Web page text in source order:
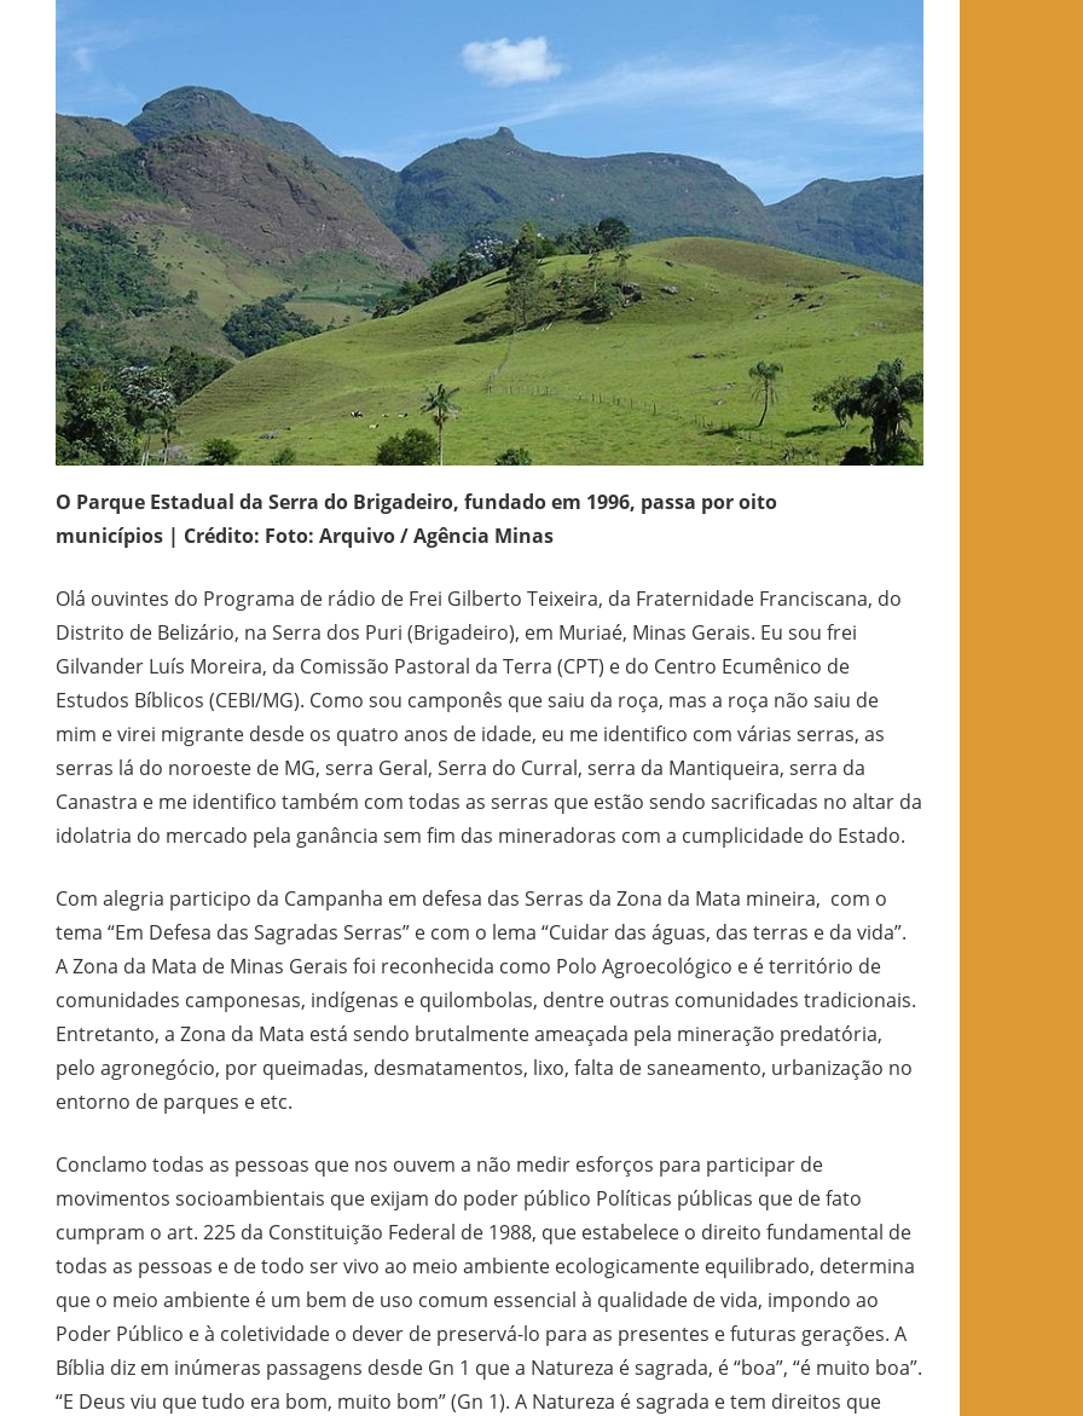
O Parque Estadual da Serra do Brigadeiro, fundado em 1996, passa por oito
municípios | Crédito: Foto: Arquivo / Agência Minas
Olá ouvintes do Programa de rádio de Frei Gilberto Teixeira, da Fraternidade Franciscana, do
Distrito de Belizário, na Serra dos Puri (Brigadeiro), em Muriaé, Minas Gerais. Eu sou frei
Gilvander Luís Moreira, da Comissão Pastoral da Terra (CPT) e do Centro Ecumênico de
Estudos Bíblicos (CEBI/MG). Como sou camponês que saiu da roça, mas a roça não saiu de
mim e virei migrante desde os quatro anos de idade, eu me identifico com várias serras, as
serras lá do noroeste de MG, serra Geral, Serra do Curral, serra da Mantiqueira, serra da
Canastra e me identifico também com todas as serras que estão sendo sacrificadas no altar da
idolatria do mercado pela ganância sem fim das mineradoras com a cumplicidade do Estado.
Com alegria participo da Campanha em defesa das Serras da Zona da Mata mineira, com o
tema “Em Defesa das Sagradas Serras” e com o lema “Cuidar das águas, das terras e da vida”.
A Zona da Mata de Minas Gerais foi reconhecida como Polo Agroecológico e é território de
comunidades camponesas, indígenas e quilombolas, dentre outras comunidades tradicionais.
Entretanto, a Zona da Mata está sendo brutalmente ameaçada pela mineração predatória,
pelo agronegócio, por queimadas, desmatamentos, lixo, falta de saneamento, urbanização no
entorno de parques e etc.
Conclamo todas as pessoas que nos ouvem a não medir esforços para participar de
movimentos socioambientais que exijam do poder público Políticas públicas que de fato
cumpram o art. 225 da Constituição Federal de 1988, que estabelece o direito fundamental de
todas as pessoas e de todo ser vivo ao meio ambiente ecologicamente equilibrado, determina
que o meio ambiente é um bem de uso comum essencial à qualidade de vida, impondo ao
Poder Público e à coletividade o dever de preservá-lo para as presentes e futuras gerações. A
Bíblia diz em inúmeras passagens desde Gn 1 que a Natureza é sagrada, é “boa”, “é muito boa”.
“E Deus viu que tudo era bom, muito bom” (Gn 1). A Natureza é sagrada e tem direitos que